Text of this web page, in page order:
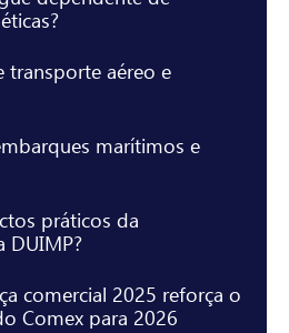
transporte aéreo e
marítimos e
práticos da
DUIMP?
comercial 2025 reforça o
Comex para 2026